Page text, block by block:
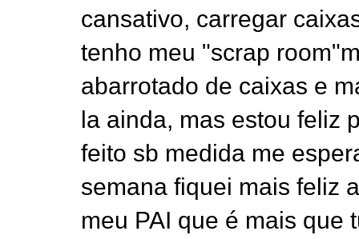
cansativo, carregar
tenho meu "scrap
abarrotado de caixas e
la ainda, mas estou feliz
feito sb medida me
semana fiquei mais feliz
meu PAI que é mais que